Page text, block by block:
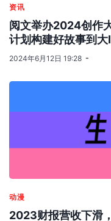
资讯
阅文举办2024创作
计划构建好故事到
2024年6月12日 19:28
动漫
2023财报营收下滑